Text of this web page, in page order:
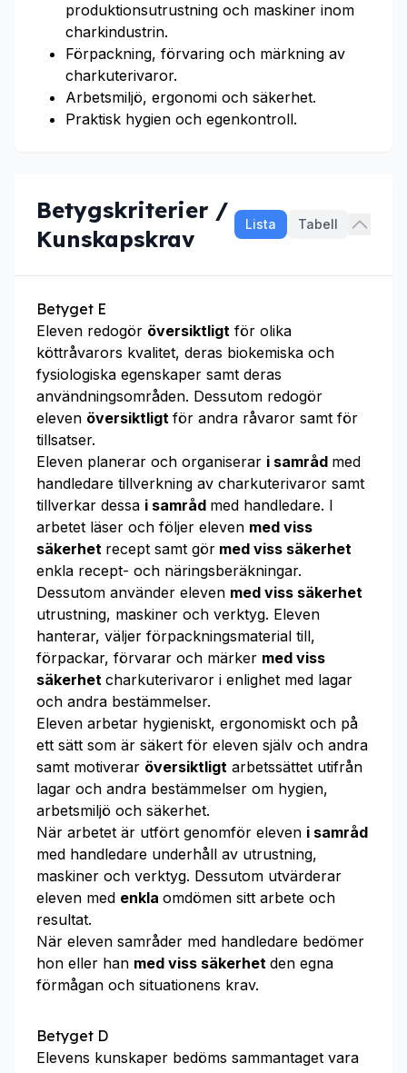
produktionsutrustning och maskiner inom
charkindustrin.
Förpackning, förvaring och märkning av
charkuterivaror.
Arbetsmiljö, ergonomi och säkerhet.
Praktisk hygien och egenkontroll.
Betygskriterier /
Kunskapskrav
Lista Tabell
Betyget E
Eleven redogör översiktligt för olika
köttråvarors kvalitet, deras biokemiska och
fysiologiska egenskaper samt deras
användningsområden. Dessutom redogör
eleven översiktligt för andra råvaror samt för
tillsatser.
Eleven planerar och organiserar i samråd med
handledare tillverkning av charkuterivaror samt
tillverkar dessa i samråd med handledare. I
arbetet läser och följer eleven med viss
säkerhet recept samt gör med viss säkerhet
enkla recept- och näringsberäkningar.
Dessutom använder eleven med viss säkerhet
utrustning, maskiner och verktyg. Eleven
hanterar, väljer förpackningsmaterial till,
förpackar, förvarar och märker med viss
säkerhet charkuterivaror i enlighet med lagar
och andra bestämmelser.
Eleven arbetar hygieniskt, ergonomiskt och på
ett sätt som är säkert för eleven själv och andra
samt motiverar översiktligt arbetssättet utifrån
lagar och andra bestämmelser om hygien,
arbetsmiljö och säkerhet.
När arbetet är utfört genomför eleven i samråd
med handledare underhåll av utrustning,
maskiner och verktyg. Dessutom utvärderar
eleven med enkla omdömen sitt arbete och
resultat.
När eleven samråder med handledare bedömer
hon eller han med viss säkerhet den egna
förmågan och situationens krav.
Betyget D
Elevens kunskaper bedöms sammantaget vara